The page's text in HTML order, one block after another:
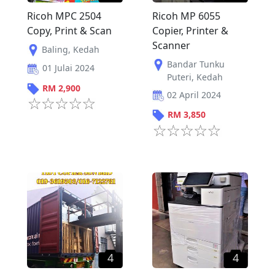
Ricoh MPC 2504
Copy, Print & Scan
Baling, Kedah
01 Julai 2024
RM 2,900
Ricoh MP 6055
Copier, Printer &
Scanner
Bandar Tunku
Puteri, Kedah
02 April 2024
RM 3,850
4 4